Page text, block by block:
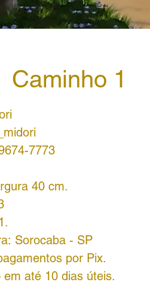
Caminho 1
7773
40 cm.
Sorocaba - SP
por Pix.
em até 10 dias úteis.